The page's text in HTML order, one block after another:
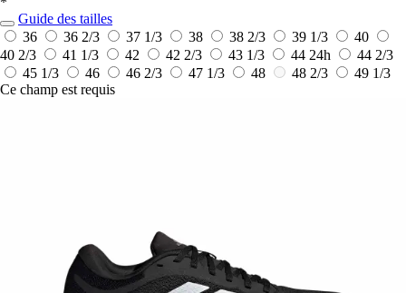
Guide des tailles
36
36 2/3 37 1/3 38 38 2/3 39 1/3
40
40 2/3
41 1/3 42 42 2/3 43 1/3 44 24h
44 2/3
45 1/3
46 46 2/3 47 1/3 48 48 2/3
49 1/3
Ce champ est requis